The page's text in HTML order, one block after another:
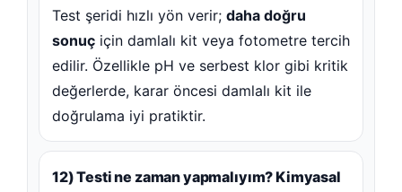
Test şeridi hızlı yön verir; daha doğru
sonuç için damlalı kit veya fotometre tercih
edilir. Özellikle pH ve serbest klor gibi kritik
değerlerde, karar öncesi damlalı kit ile
doğrulama iyi pratiktir.
12) Testi ne zaman yapmalıyım? Kimyasal